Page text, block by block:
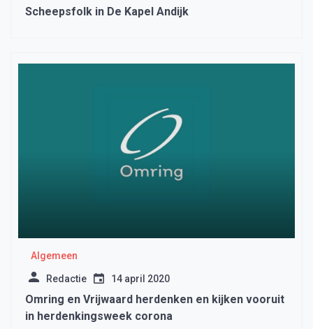
Scheepsfolk in De Kapel Andijk
Algemeen
Redactie 14 april 2020
Omring en Vrijwaard herdenken en kijken vooruit
in herdenkingsweek corona